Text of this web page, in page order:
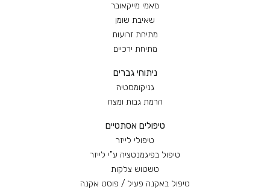
מאמי מייקאובר
שאיבת שומן
מתיחת זרועות
מתיחת ירכיים
ניתוחי גברים
גניקומסטיה
הרמת גבות ומצח
טיפולים אסתטיים
טיפולי לייזר
טיפול בפיגמנטציה ע”י לייזר
טשטוש צלקות
טיפול באקנה פעיל / פוסט אקנה